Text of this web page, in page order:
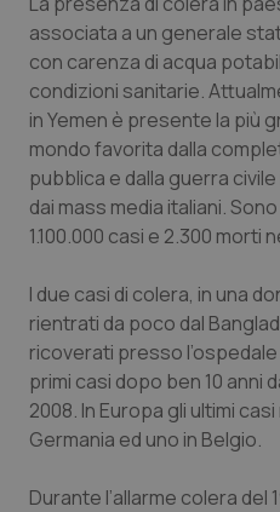
Friuli Venezia Giulia
Lazio
Liguria
Lombardia
Marche
Molise
Piemonte
Dermatite Atopica
Diabete & glucometri
Disturbi dell’umore
Dolore
Donna & Salute
Epatiti
HIV
associata a un generale
con carenza di acqua
condizioni sanitarie.
in Yemen è presente la più
mondo favorita dalla
pubblica e dalla guerra
dai mass media italiani.
1.100.000 casi e 2.300 morti
I due casi di colera, in una
rientrati da poco dal
ricoverati presso
primi casi dopo ben 10 anni
2008. In Europa gli ultimi
Germania ed uno in Belgio.
Durante l’allarme colera del